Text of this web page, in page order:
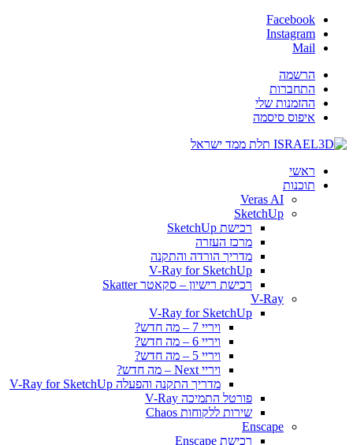
Facebook
Instagram
Mail
הרשמה
התחברות
ההזמנות שלי
איפוס סיסמה
ראשי
תוכנות
Veras AI
SketchUp
רכישת SketchUp
מרכז העזרה
מדריך הורדה והתקנה
V-Ray for SketchUp
רכישת רישיון – סקאטר Skatter
V-Ray
V-Ray for SketchUp
ויריי 7 – מה חדש?
ויריי 6 – מה חדש?
ויריי 5 – מה חדש?
ויריי Next – מה חדש?
מדריך התקנה והפעלה V-Ray for SketchUp
פורטל התמיכה V-Ray
שירות ללקוחות Chaos
Enscape
רכישת Enscape